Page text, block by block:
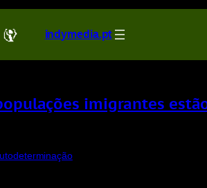
indymedia.pt
imigrantes